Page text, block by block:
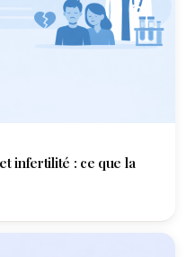
infertilité : ce que la